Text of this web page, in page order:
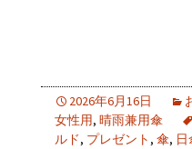
2026年6月16日
女性用, 晴雨兼用傘
ルド, プレゼント , 傘, 日